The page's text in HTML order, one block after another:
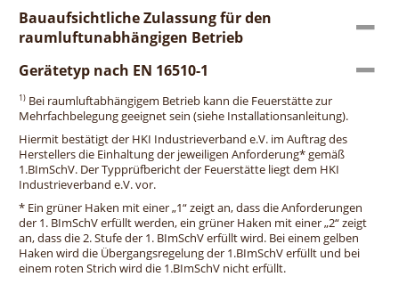
Bauaufsichtliche Zulassung für den
raumluftunabhängigen Betrieb
Gerätetyp nach EN 16510-1
1) Bei raumluftabhängigem Betrieb kann die Feuerstätte zur
Mehrfachbelegung geeignet sein (siehe Installationsanleitung).
Hiermit bestätigt der HKI Industrieverband e.V. im Auftrag des
Herstellers die Einhaltung der jeweiligen Anforderung* gemäß
1.BImSchV. Der Typprüfbericht der Feuerstätte liegt dem HKI
Industrieverband e.V. vor.
* Ein grüner Haken mit einer „1“ zeigt an, dass die Anforderungen
der 1. BImSchV erfüllt werden, ein grüner Haken mit einer „2“ zeigt
an, dass die 2. Stufe der 1. BImSchV erfüllt wird. Bei einem gelben
Haken wird die Übergangsregelung der 1.BImSchV erfüllt und bei
einem roten Strich wird die 1.BImSchV nicht erfüllt.